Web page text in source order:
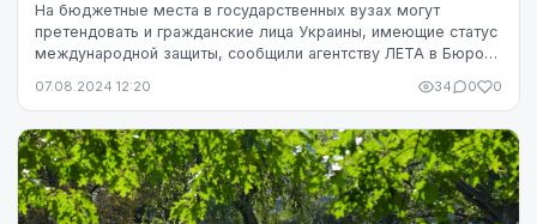
На бюджетные места в государственных вузах могут
претендовать и гражданские лица Украины, имеющие статус
международной защиты, сообщили агентству ЛЕТА в Бюро
07.08.2024 12:20 34 0 0